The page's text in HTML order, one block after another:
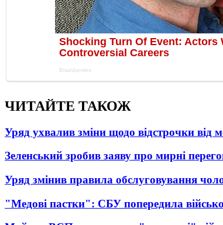
ЧИТАЙТЕ ТАКОЖ
Уряд ухвалив зміни щодо відстрочки від
Зеленський зробив заяву про мирні
Уряд змінив правила обслуговування
"Медові пастки": СБУ попередила